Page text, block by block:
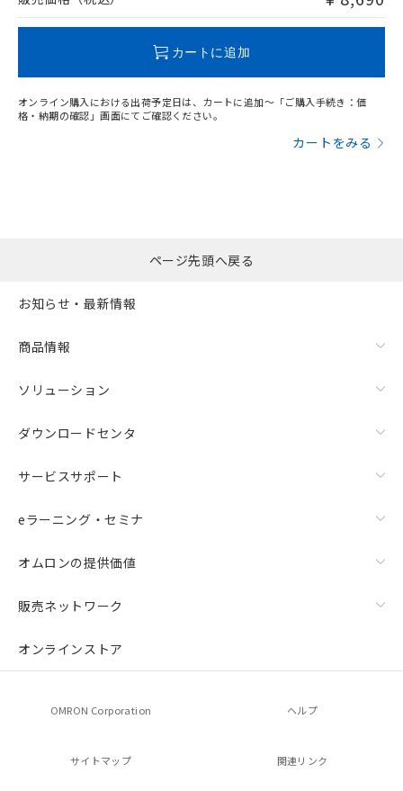
カートに追加
オンライン購入における出荷予定日は、カートに追加～「ご購入手続き：価
格・納期の確認」画面にてご確認ください。
カートをみる
ページ先頭へ戻る
お知らせ・最新情報
商品情報
ソリューション
ダウンロードセンタ
サービスサポート
eラーニング・セミナ
オムロンの提供価値
販売ネットワーク
オンラインストア
OMRON Corporation ヘルプ
サイトマップ 関連リンク